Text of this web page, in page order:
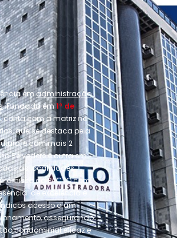
emadministração
. Fundada em1º de
, conta com a matriz no
que se destaca pela
e com mais 2
Belvedere e outra em
as localidades
da PACTO com
de excelência e
acesso a um
assegurando
condominial eficaz e